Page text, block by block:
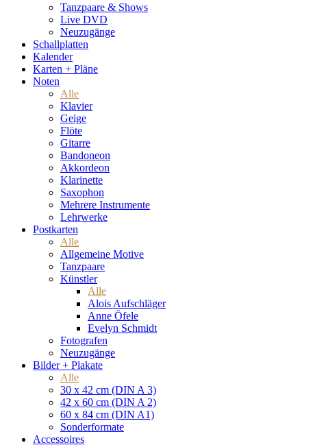
Tanzpaare & Shows
Live DVD
Neuzugänge
Schallplatten
Kalender
Karten + Pläne
Noten
Alle
Klavier
Geige
Flöte
Gitarre
Bandoneon
Akkordeon
Klarinette
Saxophon
Mehrere Instrumente
Lehrwerke
Postkarten
Alle
Allgemeine Motive
Tanzpaare
Künstler
Alle
Alois Aufschläger
Anne Öfele
Evelyn Schmidt
Fotografen
Neuzugänge
Bilder + Plakate
Alle
30 x 42 cm (DIN A 3)
42 x 60 cm (DIN A 2)
60 x 84 cm (DIN A1)
Sonderformate
Accessoires